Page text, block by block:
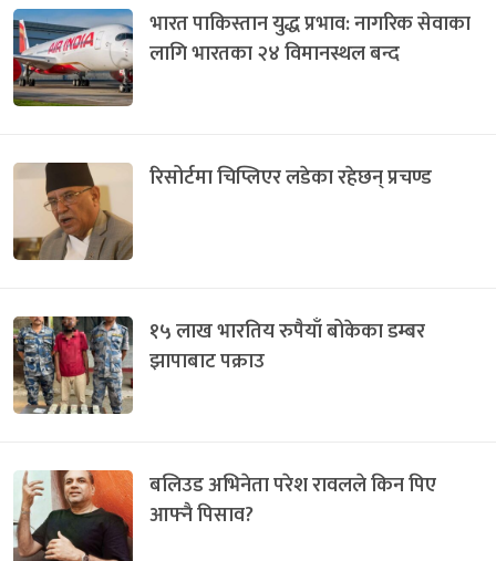
भारत पाकिस्तान युद्ध प्रभाव: नागरिक सेवाका
लागि भारतका २४ विमानस्थल बन्द
रिसोर्टमा चिप्लिएर लडेका रहेछन् प्रचण्ड
१५ लाख भारतिय रुपैयाँ बोकेका डम्बर
झापाबाट पक्राउ
बलिउड अभिनेता परेश रावलले किन पिए
आफ्नै पिसाव?